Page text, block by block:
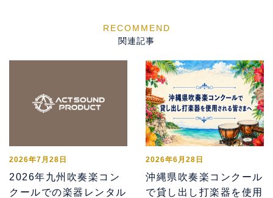
関連記事
2026年7月28日
2026年九州吹奏楽コン
クールでの楽器レンタル
2026年6月28日
沖縄県吹奏楽コンクール
で貸し出し打楽器を使用